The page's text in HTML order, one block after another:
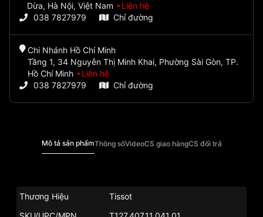
Dừa, Hà Nội, Việt Nam
Liên hệ
038 7827979
Chỉ đường
Chi Nhánh Hồ Chí Minh
Tầng 1, 34 Nguyễn Thị Minh Khai, Phường Sài Gòn, TP.
Hồ Chí Minh
Liên hệ
038 7827979
Chỉ đường
Mô tả sản phẩmThông sốVideoCS giao hàngCS đổi trả
Thương Hiệu
Tissot